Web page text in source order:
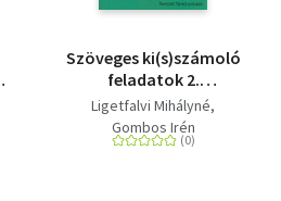
Szöveges ki(s)számoló
feladatok 2.
osztályosoknak
Ligetfalvi Mihályné
Gombos Irén